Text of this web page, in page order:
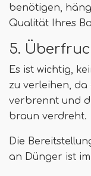
benötigen,
Qualität Ihres
5.
Es ist wichtig,
zu verleihen, da
verbrennt und
braun verdreht.
Die
an Dünger ist